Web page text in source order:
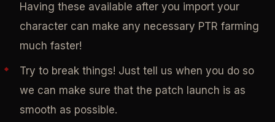
Having these available after you import your
character can make any necessary PTR farming
much faster!
Try to break things! Just tell us when you do so
we can make sure that the patch launch is as
smooth as possible.